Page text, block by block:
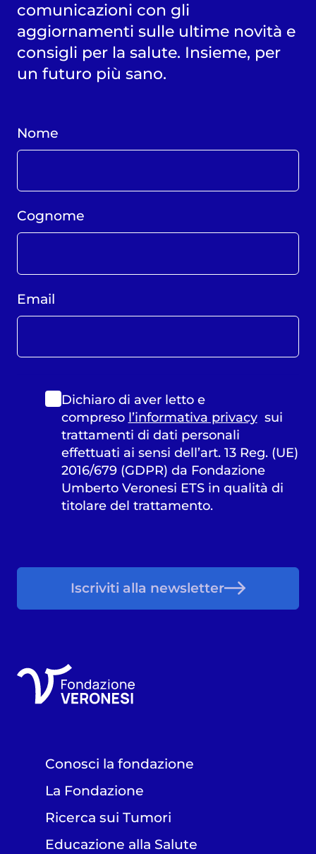
comunicazioni con gli
aggiornamenti sulle ultime novità e
consigli per la salute. Insieme, per
un futuro più sano.
Nome
Cognome
Email
Dichiaro di aver letto e
compreso l’informativa privacysui
trattamenti di dati personali
effettuati ai sensi dell’art. 13 Reg. (UE)
2016/679 (GDPR) da Fondazione
Umberto Veronesi ETS in qualità di
titolare del trattamento.
Iscriviti alla newsletter
Conosci la fondazione
La Fondazione
Ricerca sui Tumori
Educazione alla Salute